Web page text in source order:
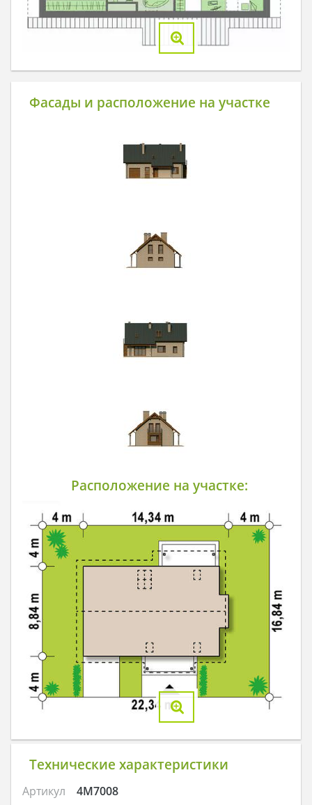
Фасады и расположение на участке
Расположение на участке:
Технические характеристики
Артикул
4M7008